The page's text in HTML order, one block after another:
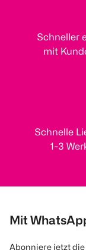
Schneller
mit
Schnelle
1-3
Mit
Abonniere jetzt die